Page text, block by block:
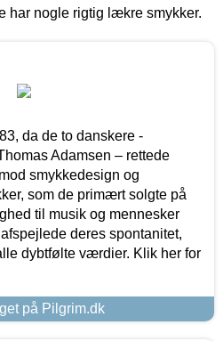
har nogle rigtig lækre smykker.
da de to danskere -
Adamsen – rettede
smykkedesign og
som de primært solgte på
til musik og mennesker
deres spontanitet,
dybtfølte værdier. Klik her for
på Pilgrim.dk